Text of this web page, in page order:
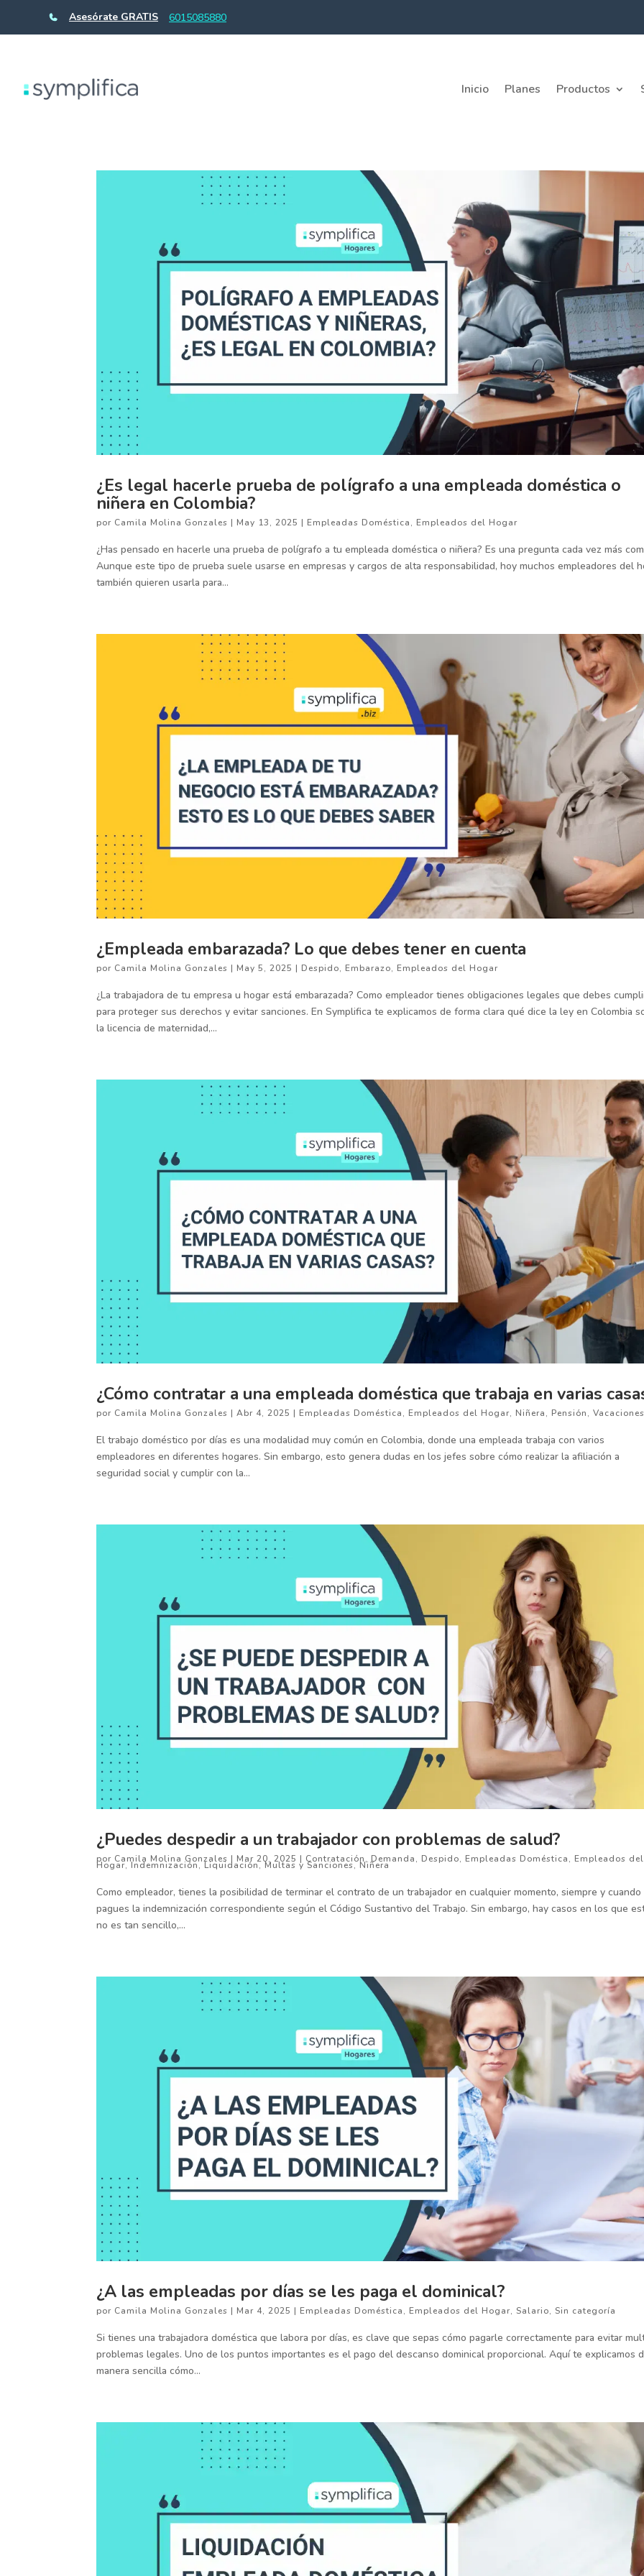
Inicio Planes Productos
¿Es legal hacerle prueba de polígrafo a una empleada doméstica o
niñera en Colombia?
por Camila Molina Gonzales | May 13, 2025 | Empleadas Doméstica, Empleados del Hogar
¿Has pensado en hacerle una prueba de polígrafo a tu empleada doméstica o niñera? Es una pregunta cada vez más
Aunque este tipo de prueba suele usarse en empresas y cargos de alta responsabilidad, hoy muchos empleadores del
también quieren usarla para...
¿Empleada embarazada? Lo que debes tener en cuenta
por Camila Molina Gonzales | May 5, 2025 | Despido, Embarazo, Empleados del Hogar
¿La trabajadora de tu empresa u hogar está embarazada? Como empleador tienes obligaciones legales que debes
para proteger sus derechos y evitar sanciones. En Symplifica te explicamos de forma clara qué dice la ley en Colombia
la licencia de maternidad,...
¿Cómo contratar a una empleada doméstica que trabaja en varias
por Camila Molina Gonzales |Abr 4, 2025 | Empleadas Doméstica, Empleados del Hogar, Niñera, Pensión,
El trabajo doméstico por días es una modalidad muy común en Colombia, donde una empleada trabaja con varios
empleadores en diferentes hogares. Sin embargo, esto genera dudas en los jefes sobre cómo realizar la afiliación a
seguridad social y cumplir con la...
¿Puedes despedir a un trabajador con problemas de salud?
por Camila Molina Gonzales | Mar 20, 2025 | Contratación, Demanda, Despido, Empleadas Doméstica, Empleados del
Hogar,Indemnización,Liquidación,Multas y Sanciones, Niñera
Como empleador, tienes la posibilidad de terminar el contrato de un trabajador en cualquier momento, siempre y cuando
pagues la indemnización correspondiente según el Código Sustantivo del Trabajo. Sin embargo, hay casos en los que
no es tan sencillo,...
¿A las empleadas por días se les paga el dominical?
por Camila Molina Gonzales | Mar 4, 2025 | Empleadas Doméstica, Empleados del Hogar,Salario,Sin categoría
Si tienes una trabajadora doméstica que labora por días, es clave que sepas cómo pagarle correctamente para evitar
problemas legales. Uno de los puntos importantes es el pago del descanso dominical proporcional. Aquí te explicamos
manera sencilla cómo...
Asesórate GRATIS 6015085880